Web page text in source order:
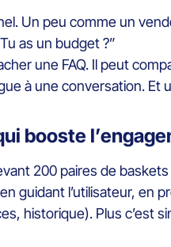
Un peu comme un
as un budget ?”
une FAQ. Il peut
à une conversation.
booste
200 paires de
guidant l’utilisateur,
historique). Plus c’est